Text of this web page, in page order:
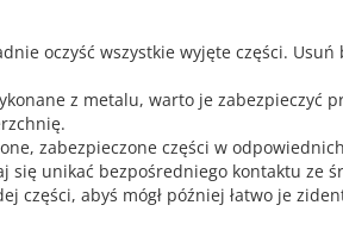
oczyść wszystkie wyjęte części.
z metalu, warto je
zabezpieczone części w
się unikać bezpośredniego kontaktu ze
części, abyś mógł później łatwo je